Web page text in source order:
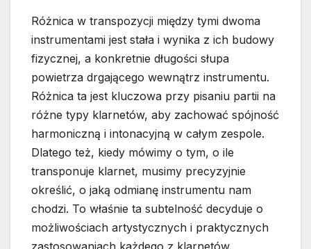
Różnica w transpozycji między tymi dwoma
instrumentami jest stała i wynika z ich budowy
fizycznej, a konkretnie długości słupa
powietrza drgającego wewnątrz instrumentu.
Różnica ta jest kluczowa przy pisaniu partii na
różne typy klarnetów, aby zachować spójność
harmoniczną i intonacyjną w całym zespole.
Dlatego też, kiedy mówimy o tym, o ile
transponuje klarnet, musimy precyzyjnie
określić, o jaką odmianę instrumentu nam
chodzi. To właśnie ta subtelność decyduje o
możliwościach artystycznych i praktycznych